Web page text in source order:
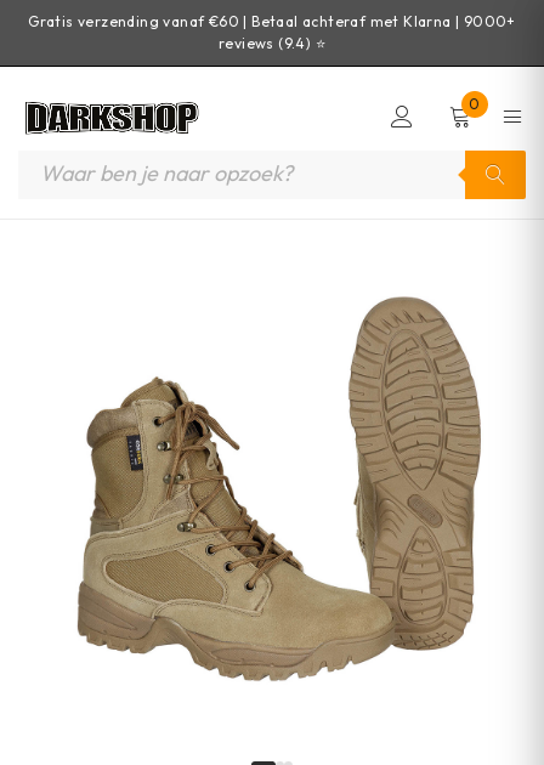
Gratis verzending vanaf €60 | Betaal achteraf met Klarna | 9000+
reviews (9.4) ⭐
0